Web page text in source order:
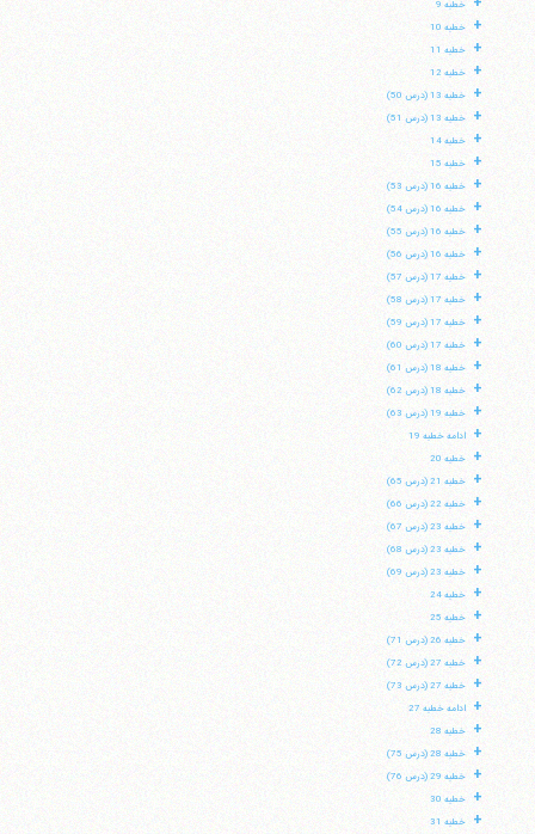
خطبه 9
+ خطبه 10
+ خطبه 11
+ خطبه 12
+ خطبه 13 (درس 50)
+ خطبه 13 (درس 51)
+ خطبه 14
+ خطبه 15
+ خطبه 16 (درس 53)
+ خطبه 16 (درس 54)
+ خطبه 16 (درس 55)
+ خطبه 16 (درس 56)
+ خطبه 17 (درس 57)
+ خطبه 17 (درس 58)
+ خطبه 17 (درس 59)
+ خطبه 17 (درس 60)
+ خطبه 18 (درس 61)
+ خطبه 18 (درس 62)
+ خطبه 19 (درس 63)
+ ادامه خطبه 19
+ خطبه 20
+ خطبه 21 (درس 65)
+ خطبه 22 (درس 66)
+ خطبه 23 (درس 67)
+ خطبه 23 (درس 68)
+ خطبه 23 (درس 69)
+ خطبه 24
+ خطبه 25
+ خطبه 26 (درس 71)
+ خطبه 27 (درس 72)
+ خطبه 27 (درس 73)
+ ادامه خطبه 27
+ خطبه 28
+ خطبه 28 (درس 75)
+ خطبه 29 (درس 76)
+ خطبه 30
+ خطبه 31